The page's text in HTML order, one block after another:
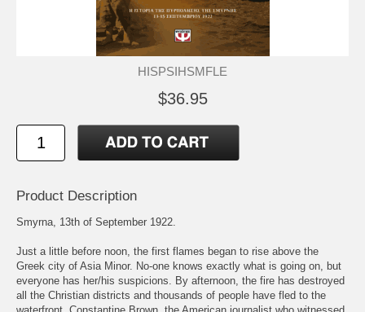
HISPSIHSMFLE
$36.95
Product Description
Smyrna, 13th of September 1922.
Just a little before noon, the first flames began to rise above the
Greek city of Asia Minor. No-one knows exactly what is going on, but
everyone has her/his suspicions. By afternoon, the fire has destroyed
all the Christian districts and thousands of people have fled to the